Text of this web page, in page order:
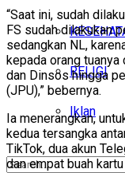
RELIGI
Iklan
“Saat ini, sudah
FS sudah dilakukan
sedangkan NL,
kepada orang
dan Dinsos hingga
(JPU),” bebernya.
Ia menerangkan,
kedua tersangka
TikTok, dua akun
dan empat buah